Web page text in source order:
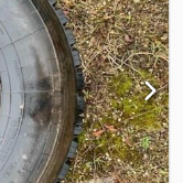
est prête à l'emploi
disponibles sur
Dedpfxevz Rr Ij